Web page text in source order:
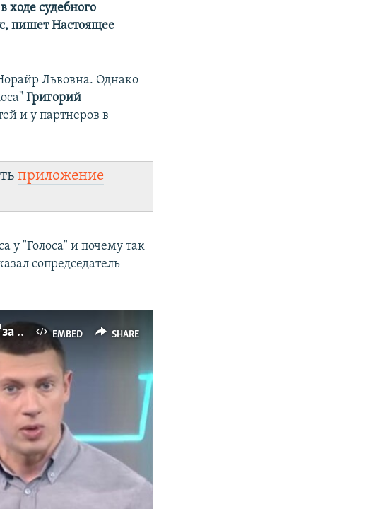
ходе судебного
пишет Настоящее
Львовна. Однако
Григорий
и у партнеров в
приложение
у "Голоса" и почему так
сопредседатель
EMBED SHARE
Сопредседатель "Голоса" – о признании "иноагентом" за 200 рублей